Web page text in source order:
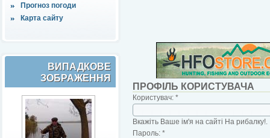
Прогноз погоди
Карта сайту
ВИПАДКОВЕ
ЗОБРАЖЕННЯ
ПРОФІЛЬ КОРИСТУВАЧА
Користувач: *
Вкажіть Ваше ім'я на сайті На рибалку!.
Пароль: *